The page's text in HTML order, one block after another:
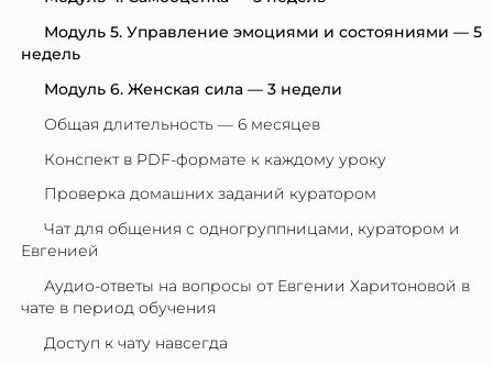
Модуль 5. Управление эмоциями и состояниями — 5
недель
Модуль 6. Женская сила — 3 недели
Общая длительность — 6 месяцев
Конспект в PDF-формате к каждому уроку
Проверка домашних заданий куратором
Чат для общения с одногруппницами, куратором и
Евгенией
Аудио-ответы на вопросы от Евгении Харитоновой в
чате в период обучения
Доступ к чату навсегда